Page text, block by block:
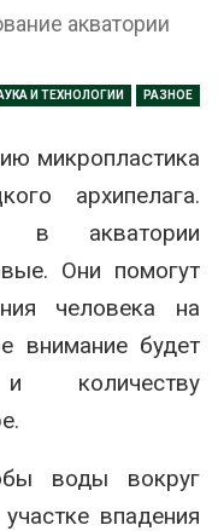
акватории
И ТЕХНОЛОГИИ РАЗНОЕ
микропластика
архипелага.
в акватории
Они помогут
человека на
внимание будет
количеству
воды вокруг
впадения